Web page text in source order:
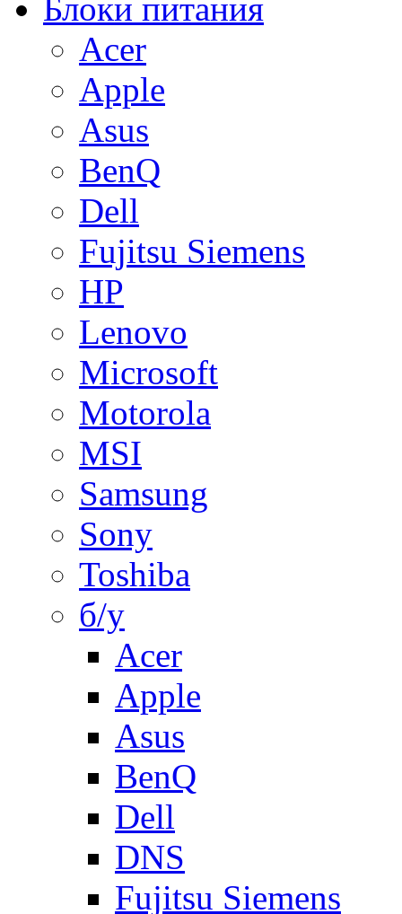
Блоки питания
Acer
Apple
Asus
BenQ
Dell
Fujitsu Siemens
HP
Lenovo
Microsoft
Motorola
MSI
Samsung
Sony
Toshiba
б/у
Acer
Apple
Asus
BenQ
Dell
DNS
Fujitsu Siemens